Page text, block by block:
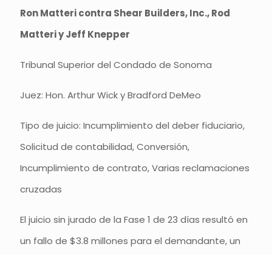
Ron Matteri contra Shear Builders, Inc., Rod
Matteri y Jeff Knepper
Tribunal Superior del Condado de Sonoma
Juez: Hon. Arthur Wick y Bradford DeMeo
Tipo de juicio: Incumplimiento del deber fiduciario,
Solicitud de contabilidad, Conversión,
Incumplimiento de contrato, Varias reclamaciones
cruzadas
El juicio sin jurado de la Fase 1 de 23 días resultó en
un fallo de $3.8 millones para el demandante, un